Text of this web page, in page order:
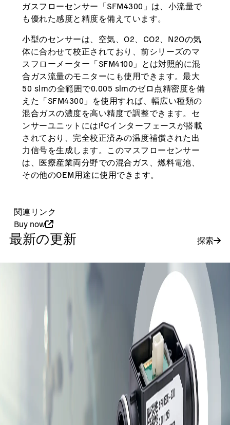
ガスフローセンサー「SFM4300」は、小流量で
も優れた感度と精度を備えています。
小型のセンサーは、空気、O2、CO2、N2Oの気
体に合わせて校正されており、前シリーズのマ
スフローメーター「SFM4100」とは対照的に混
合ガス流量のモニターにも使用できます。最大
50 slmの全範囲で0.005 slmのゼロ点精密度を備
えた「SFM4300」を使用すれば、幅広い種類の
混合ガスの濃度を高い精度で調整できます。セ
ンサーユニットにはI²Cインターフェースが搭載
されており、完全校正済みの温度補償された出
力信号を生成します。このマスフローセンサー
は、医療産業両分野での混合ガス、燃料電池、
その他のOEM用途に使用できます。
関連リンク
Buy now
最新の更新 探索